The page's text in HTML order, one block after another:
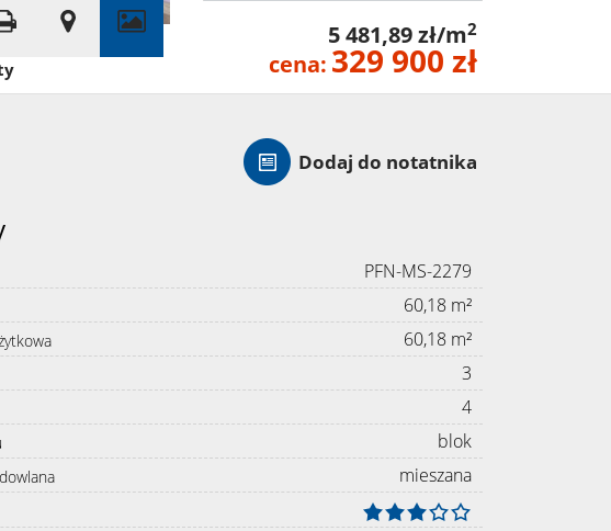
©OpenStreetMap contributors
5 481,89 zł/m2
cena: 329 900 zł
Dodaj do notatnika
PFN-MS-2279
60,18 m²
60,18 m²
3
4
blok
mieszana